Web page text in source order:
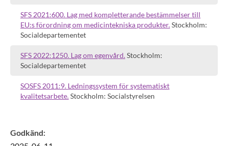
SFS 2021:600. Lag med kompletterande bestämmelser till
EU:s förordning om medicintekniska produkter.Stockholm:
Socialdepartementet
SFS 2022:1250. Lag om egenvård.Stockholm:
Socialdepartementet
SOSFS 2011:9. Ledningssystem för systematiskt
kvalitetsarbete.Stockholm: Socialstyrelsen
Godkänd: